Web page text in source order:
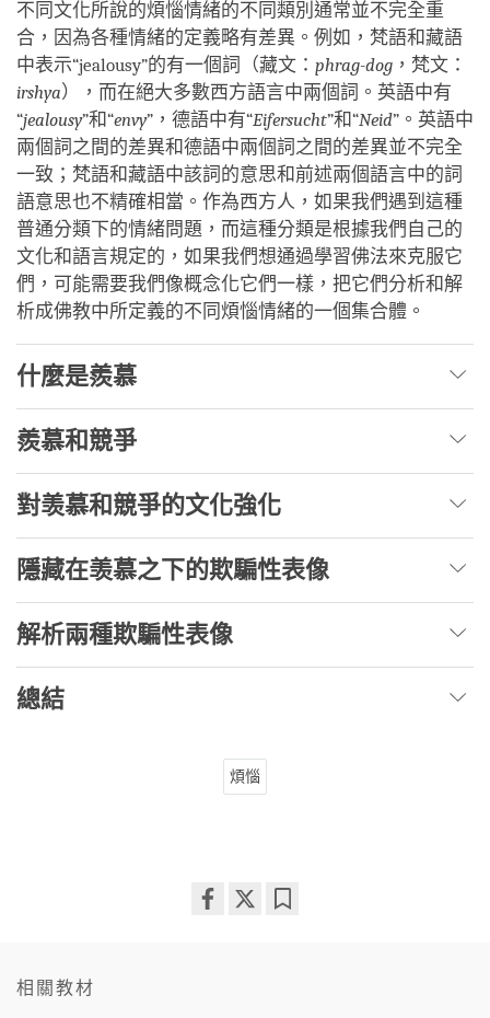
不同文化所說的煩惱情緒的不同類別通常並不完全重
合，因為各種情緒的定義略有差異。例如，梵語和藏語
中表示“jealousy”的有一個詞（藏文： phrag-dog ，梵文：
irshya），而在絕大多數西方語言中兩個詞。英語中有
“jealousy”和“envy”，德語中有“Eifersucht”和“Neid”。英語中
兩個詞之間的差異和德語中兩個詞之間的差異並不完全
一致；梵語和藏語中該詞的意思和前述兩個語言中的詞
語意思也不精確相當。作為西方人，如果我們遇到這種
普通分類下的情緒問題，而這種分類是根據我們自己的
文化和語言規定的，如果我們想通過學習佛法來克服它
們，可能需要我們像概念化它們一樣，把它們分析和解
析成佛教中所定義的不同煩惱情緒的一個集合體。
什麼是羨慕
羨慕和競爭
對羡慕和競爭的文化強化
隱藏在羡慕之下的欺騙性表像
解析兩種欺騙性表像
總結
煩惱
相關教材